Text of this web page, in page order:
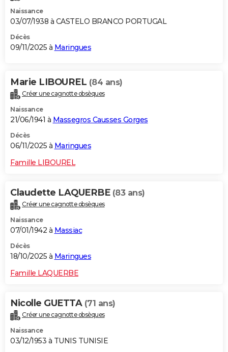
Naissance
03/07/1938 à CASTELO BRANCO PORTUGAL
Décès
09/11/2025 à Maringues
Marie LIBOUREL (84 ans)
Créer une cagnotte obsèques
Naissance
21/06/1941 à Massegros Causses Gorges
Décès
06/11/2025 à Maringues
Famille LIBOUREL
Claudette LAQUERBE (83 ans)
Créer une cagnotte obsèques
Naissance
07/01/1942 à Massiac
Décès
18/10/2025 à Maringues
Famille LAQUERBE
Nicolle GUETTA (71 ans)
Créer une cagnotte obsèques
Naissance
03/12/1953 à TUNIS TUNISIE